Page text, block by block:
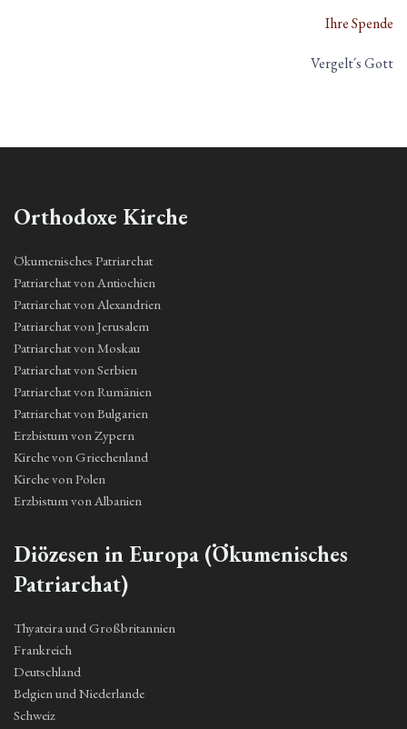
Ihre Spende
Vergelt´s Gott
Orthodoxe Kirche
Ökumenisches Patriarchat
Patriarchat von Antiochien
Patriarchat von Alexandrien
Patriarchat von Jerusalem
Patriarchat von Moskau
Patriarchat von Serbien
Patriarchat von Rumänien
Patriarchat von Bulgarien
Erzbistum von Zypern
Kirche von Griechenland
Kirche von Polen
Erzbistum von Albanien
Diözesen in Europa (Ökumenisches
Patriarchat)
Thyateira und Großbritannien
Frankreich
Deutschland
Belgien und Niederlande
Schweiz